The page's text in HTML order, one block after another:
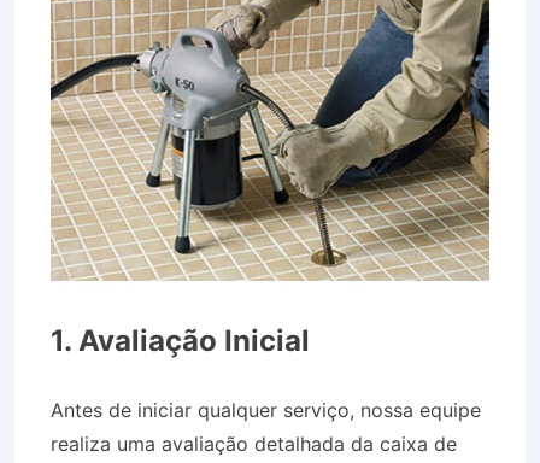
1. Avaliação Inicial
Antes de iniciar qualquer serviço, nossa equipe
realiza uma avaliação detalhada da caixa de